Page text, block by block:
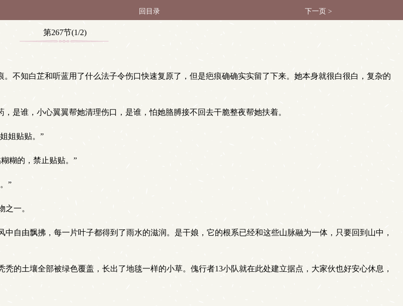
回目录 下一页 >
第267节(1/2)
不知白芷和听蓝用了什么法子令伤口快速复原了，但是疤痕确确实实留了下来。她本身就很白很白，复杂的
是谁，小心翼翼帮她清理伤口，是谁，怕她胳膊接不回去干脆整夜帮她扶着。
姐贴贴。”
糊的，禁止贴贴。”
”
一。
自由飘拂，每一片叶子都得到了雨水的滋润。是干娘，它的根系已经和这些山脉融为一体，只要回到山中，
的土壤全部被绿色覆盖，长出了地毯一样的小草。傀行者13小队就在此处建立据点，大家伙也好安心休息，